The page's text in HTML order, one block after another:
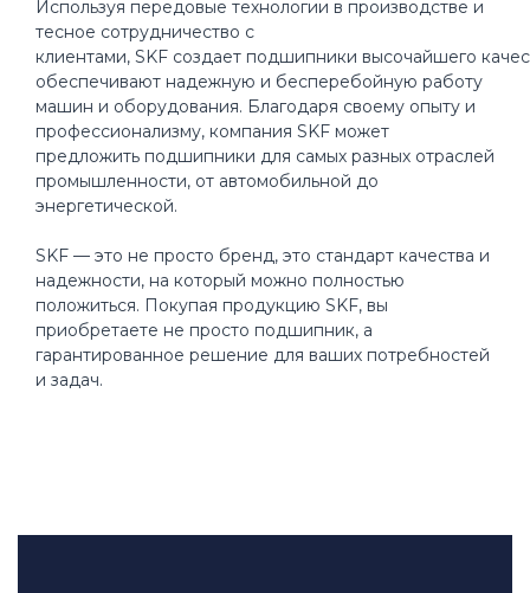
Используя передовые технологии в производстве и
тесное сотрудничество с
клиентами, SKF создает подшипники высочайшего
обеспечивают надежную и бесперебойную работу
машин и оборудования. Благодаря своему опыту и
профессионализму, компания SKF может
предложить подшипники для самых разных отраслей
промышленности, от автомобильной до
энергетической.
SKF — это не просто бренд, это стандарт качества и
надежности, на который можно полностью
положиться. Покупая продукцию SKF, вы
приобретаете не просто подшипник, а
гарантированное решение для ваших потребностей
и задач.